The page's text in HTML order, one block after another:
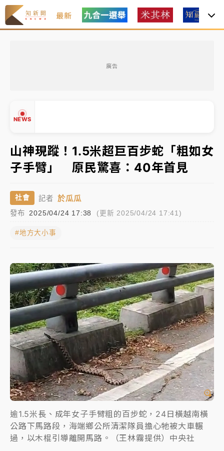
最新
廣告
NEWS
有片｜
連根拔起
中颱白海豚風雨來了！中部以北防豪雨 今晚、明天影
響最劇烈
白海豚逼近！北市水門只出不進 未移置車輛最高罰
油價持續凍漲！ 中油宣布下周一汽柴油價格維持不變
有片｜ 白海豚暴風圈逼近！新北淡水赫見龍捲風 榕樹
連根拔起
中颱白海豚風雨來了！中部以北防豪雨 今晚、明天影
響最劇烈
白海豚逼近！北市水門只出不進 未移置車輛最高罰
4800＋拖吊費
山神現蹤！1.5米超巨百步蛇「粗如女
子手臂」 原民驚喜：40年首見
社會 記者 於瓜瓜
發布 2025/04/24 17:38 (更新 2025/04/24 17:41)
#地方大小事
逾1.5米長、成年女子手臂粗的百步蛇，24日橫越南橫
公路下馬路段，海端鄉公所清潔隊員擔心牠被大車輾
過，以木棍引導離開馬路。（王林霧提供）中央社